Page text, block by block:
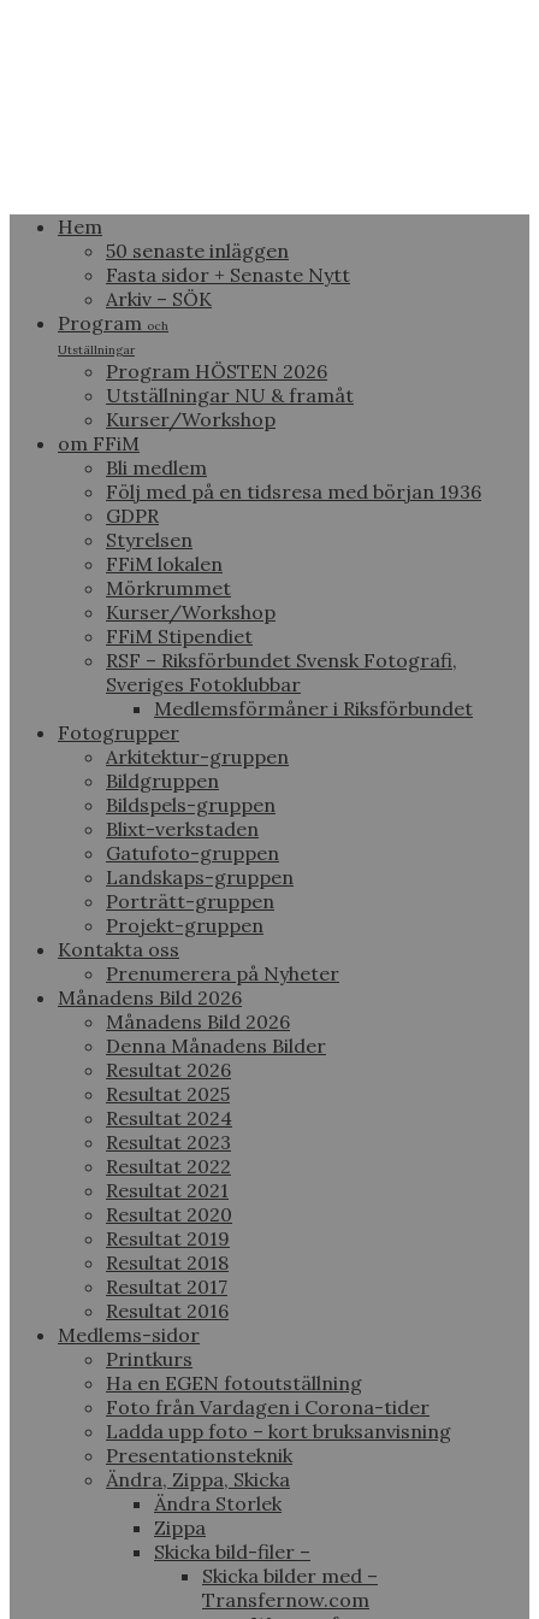
Hem
50 senaste inläggen
Fasta sidor + Senaste Nytt
Arkiv – SÖK
Program och
Utställningar
Program HÖSTEN 2026
Utställningar NU & framåt
Kurser/Workshop
om FFiM
Bli medlem
Följ med på en tidsresa med början 1936
GDPR
Styrelsen
FFiM lokalen
Mörkrummet
Kurser/Workshop
FFiM Stipendiet
RSF – Riksförbundet Svensk Fotografi,
Sveriges Fotoklubbar
Medlemsförmåner i Riksförbundet
Fotogrupper
Arkitektur-gruppen
Bildgruppen
Bildspels-gruppen
Blixt-verkstaden
Gatufoto-gruppen
Landskaps-gruppen
Porträtt-gruppen
Projekt-gruppen
Kontakta oss
Prenumerera på Nyheter
Månadens Bild 2026
Månadens Bild 2026
Denna Månadens Bilder
Resultat 2026
Resultat 2025
Resultat 2024
Resultat 2023
Resultat 2022
Resultat 2021
Resultat 2020
Resultat 2019
Resultat 2018
Resultat 2017
Resultat 2016
Medlems-sidor
Printkurs
Ha en EGEN fotoutställning
Foto från Vardagen i Corona-tider
Ladda upp foto – kort bruksanvisning
Presentationsteknik
Ändra, Zippa, Skicka
Ändra Storlek
Zippa
Skicka bild-filer –
Skicka bilder med –
Transfernow.com